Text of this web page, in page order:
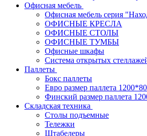
Офисная мебель
Офисная мебель серия
ОФИСНЫЕ КРЕСЛА
ОФИСНЫЕ СТОЛЫ
ОФИСНЫЕ ТУМБЫ
Офисные шкафы
Система открытых
Паллеты
Бокс паллеты
Евро размер паллета
Финский размер паллета
Складская техника
Столы подъемные
Тележки
Штабелеры